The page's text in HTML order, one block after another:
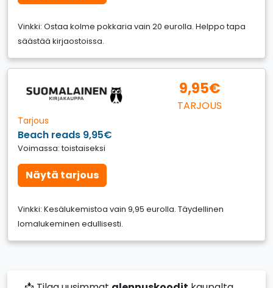
Vinkki: Ostaa kolme pokkaria vain 20 eurolla. Helppo tapa
säästää kirjaostoissa.
9,95€
TARJOUS
Tarjous
Beach reads 9,95€
Voimassa: toistaiseksi
Näytä tarjous
Vinkki: Kesälukemistoa vain 9,95 eurolla. Täydellinen
lomalukeminen edullisesti.